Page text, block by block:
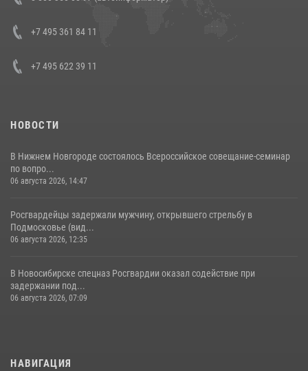
+7 495 361 84 11
+7 495 622 39 11
НОВОСТИ
В Нижнем Новгороде состоялось Всероссийское совещание-семинар
по вопро...
06 августа 2026, 14:47
Росгвардейцы задержали мужчину, открывшего стрельбу в
Подмосковье (вид...
06 августа 2026, 12:35
В Новосибирске спецназ Росгвардии оказал содействие при
задержании под...
06 августа 2026, 07:09
НАВИГАЦИЯ